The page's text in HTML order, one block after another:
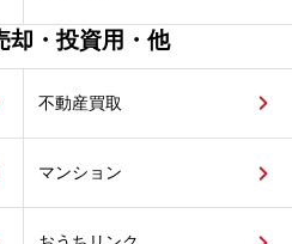
却・投資用・他
不動産買取
マンション